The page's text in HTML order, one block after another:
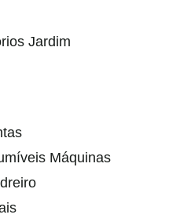
Jardim
Máquinas